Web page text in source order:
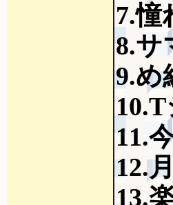
7.憧
8.サ
9.め
11.
12.
13.